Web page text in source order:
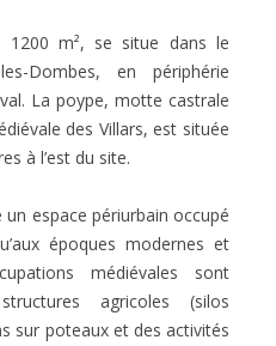
1200 m², se situe dans le
Dombes, en périphérie
La poype, motte castrale
des Villars, est située
à l’est du site.
espace périurbain occupé
époques modernes et
médiévales sont
agricoles (silos
sur poteaux et des activités